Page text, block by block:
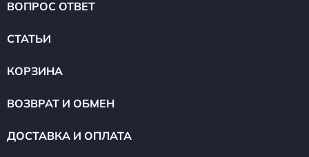
ВОПРОС ОТВЕТ
СТАТЬИ
КОРЗИНА
ВОЗВРАТ И ОБМЕН
ДОСТАВКА И ОПЛАТА